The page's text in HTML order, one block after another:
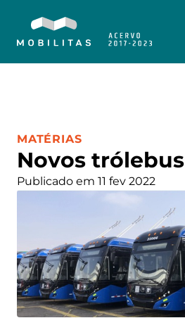
Novos trólebus
CATEGORIA:
MATÉRIAS
Publicado em 11 fev 2022